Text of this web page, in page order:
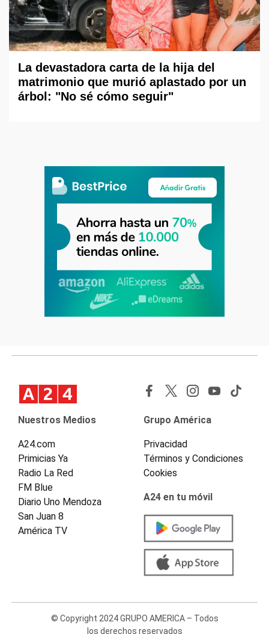
La devastadora carta de la hija del
matrimonio que murió aplastado por un
árbol: "No sé cómo seguir"
Nuestros Medios
A24.com
Primicias Ya
Radio La Red
FM Blue
Diario Uno Mendoza
San Juan 8
América TV
Grupo América
Privacidad
Términos y Condiciones
Cookies
A24 en tu móvil
© Copyright 2024 GRUPO AMERICA – Todos
los derechos reservados